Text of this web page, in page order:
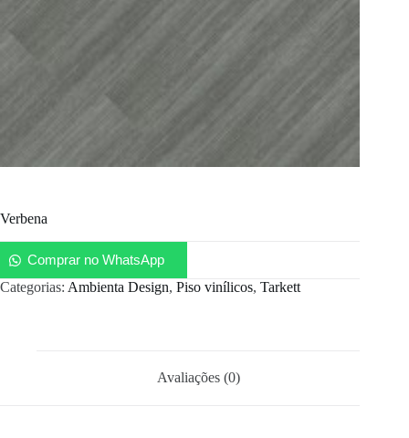
Verbena
Comprar no WhatsApp
Categorias: Ambienta Design, Piso vinílicos, Tarkett
Avaliações (0)